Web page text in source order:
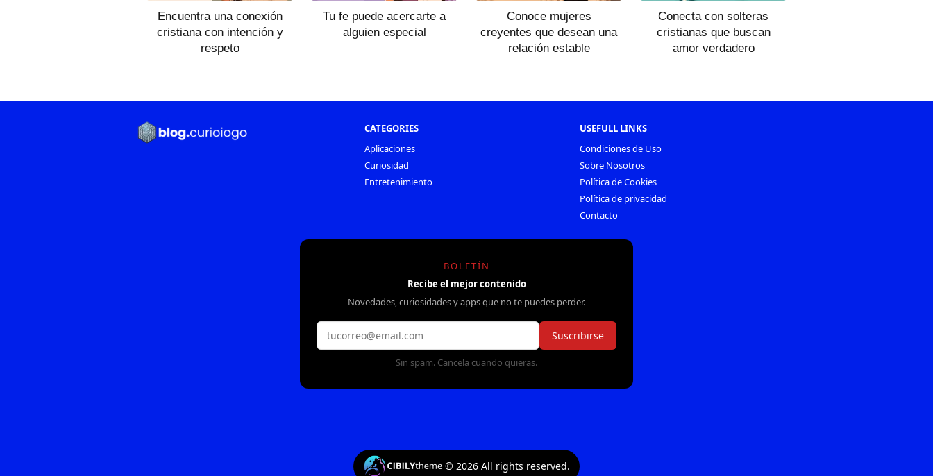
Encuentra una conexión
cristiana con intención y
respeto
Tu fe puede acercarte a
alguien especial
Conoce mujeres
creyentes que desean una
relación estable
Conecta con solteras
cristianas que buscan
amor verdadero
CATEGORIES
Aplicaciones
Curiosidad
Entretenimiento
USEFULL LINKS
Condiciones de Uso
Sobre Nosotros
Política de Cookies
Política de privacidad
Contacto
BOLETÍN
Recibe el mejor contenido
Novedades, curiosidades y apps que no te puedes perder.
Suscribirse
Sin spam. Cancela cuando quieras.
©2026 All rights reserved.